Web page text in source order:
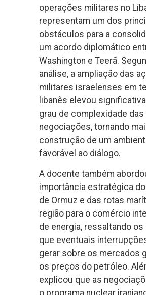
operações militares no
representam um dos
obstáculos para a
um acordo diplomático
Washington e Teerã.
análise, a ampliação das
militares israelenses em
libanês elevou
grau de complexidade das
negociações, tornando
construção de um
favorável ao diálogo.
A docente também
importância estratégica
de Ormuz e das rotas
região para o comércio
de energia, ressaltando
que eventuais
gerar sobre os mercados
os preços do petróleo.
explicou que as